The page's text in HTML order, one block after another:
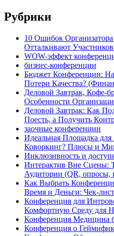
Рубрики
10 Ошибок
Отталкивают Участников
WOW-эффект
бизнес-конференции
Бюджет Конференции:
Потери Качества?
Деловой Завтрак, Кофе-
Особенности
Деловой Завтрак: Как
Поесть, а Получить
заочные конференции
Идеальная Площадка
Коворкинг? Плюсы и
Инклюзивность и
Интерактив Вне Сцены:
Аудитории (QR,
Как Выбрать
Время и Деньги: Чек-
Конференция для
Комфортную Среду для
Конференция Медицина
Конференция о